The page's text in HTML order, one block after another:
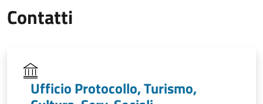
Contatti
Ufficio Protocollo, Turismo,